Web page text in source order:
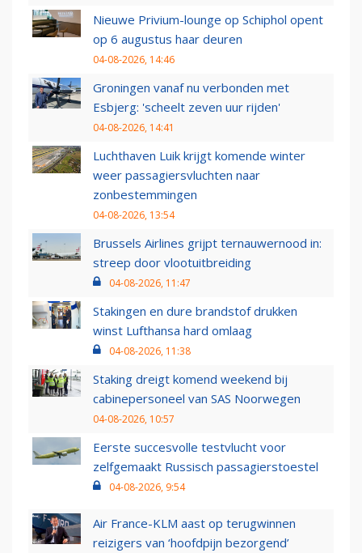
Nieuwe Privium-lounge op Schiphol opent
op 6 augustus haar deuren
04-08-2026, 14:46
Groningen vanaf nu verbonden met
Esbjerg: 'scheelt zeven uur rijden'
04-08-2026, 14:41
Luchthaven Luik krijgt komende winter
weer passagiersvluchten naar
zonbestemmingen
04-08-2026, 13:54
Brussels Airlines grijpt ternauwernood in:
streep door vlootuitbreiding
04-08-2026, 11:47
Stakingen en dure brandstof drukken
winst Lufthansa hard omlaag
04-08-2026, 11:38
Staking dreigt komend weekend bij
cabinepersoneel van SAS Noorwegen
04-08-2026, 10:57
Eerste succesvolle testvlucht voor
zelfgemaakt Russisch passagierstoestel
04-08-2026, 9:54
Air France-KLM aast op terugwinnen
reizigers van ‘hoofdpijn bezorgend’